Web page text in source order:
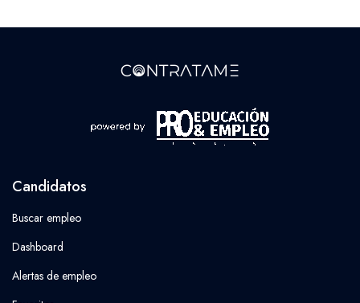
Candidatos
Buscar empleo
Dashboard
Alertas de empleo